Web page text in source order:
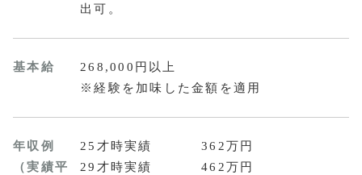
出可。
基本給
268,000円以上
※経験を加味した金額を適用
年収例
（実績平
25才時実績
362万円
29才時実績
462万円